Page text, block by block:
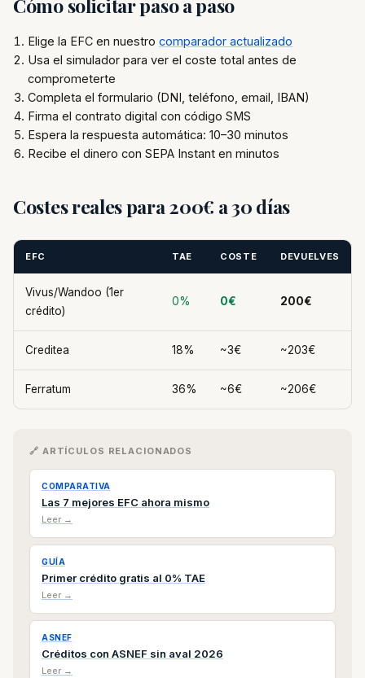
Cómo solicitar paso a paso
Elige la EFC en nuestro comparador actualizado
Usa el simulador para ver el coste total antes de
comprometerte
Completa el formulario (DNI, teléfono, email, IBAN)
Firma el contrato digital con código SMS
Espera la respuesta automática: 10–30 minutos
Recibe el dinero con SEPA Instant en minutos
Costes reales para 200€ a 30 días
EFC TAE COSTE DEVUELVES
Vivus/Wandoo (1er
crédito)
0% 0€ 200€
Creditea 18% ~3€ ~203€
Ferratum 36% ~6€ ~206€
🔗 ARTÍCULOS RELACIONADOS
COMPARATIVA
Las 7 mejores EFC ahora mismo
Leer →
GUÍA
Primer crédito gratis al 0% TAE
Leer →
ASNEF
Créditos con ASNEF sin aval 2026
Leer →